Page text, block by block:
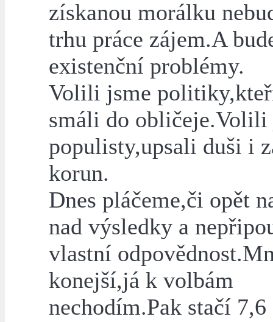
získanou morálku
trhu práce zájem.A
existenční problémy.
Volili jsme
smáli do obličeje.Volili
populisty,upsali duši i
korun.
Dnes pláčeme,či opět
nad výsledky a
vlastní
konejší,já k volbám
nechodím.Pak stačí